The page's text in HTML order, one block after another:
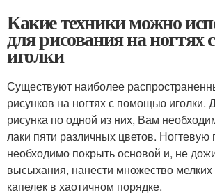
Какие техники можно
для рисования на
иголки
Существуют наиболее
рисунков на ногтях с помощью иголки.
рисунка по одной из них, Вам
лаки пяти различных цветов. Ногтевую
необходимо покрыть основой и, не
высыхания, нанести множество
капелек в хаотичном порядке.